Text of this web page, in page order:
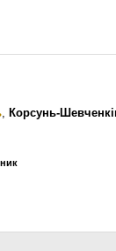
, Корсунь-